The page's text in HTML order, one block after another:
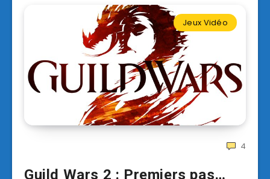
Jeux Vidéo
4
Guild Wars 2 : Premiers pas…